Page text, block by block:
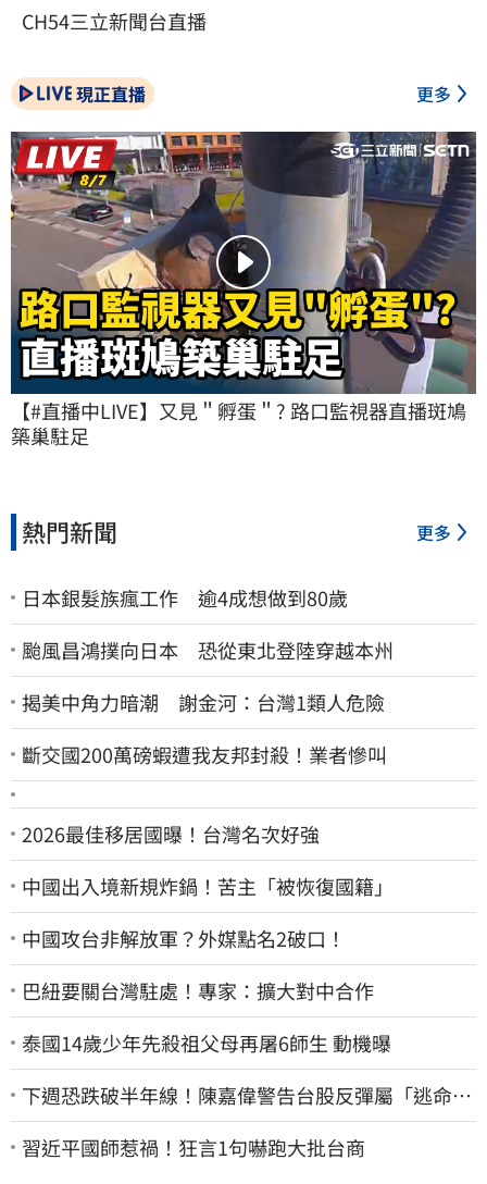
CH54三立新聞台直播
現正直播 更多
【#直播中LIVE】又見＂孵蛋＂? 路口監視器直播斑鳩
築巢駐足
熱門新聞 更多
日本銀髮族瘋工作 逾4成想做到80歲
颱風昌鴻撲向日本 恐從東北登陸穿越本州
揭美中角力暗潮 謝金河：台灣1類人危險
斷交國200萬磅蝦遭我友邦封殺！業者慘叫
2026最佳移居國曝！台灣名次好強
中國出入境新規炸鍋！苦主「被恢復國籍」
中國攻台非解放軍？外媒點名2破口！
巴紐要關台灣駐處！專家：擴大對中合作
泰國14歲少年先殺祖父母再屠6師生 動機曝
下週恐跌破半年線！陳嘉偉警告台股反彈屬「逃命
波」：空頭大屠殺剛開始
習近平國師惹禍！狂言1句嚇跑大批台商